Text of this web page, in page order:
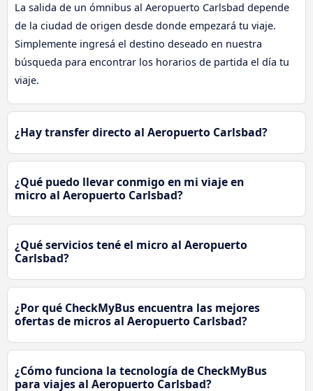
La salida de un ómnibus al Aeropuerto Carlsbad depende
de la ciudad de origen desde donde empezará tu viaje.
Simplemente ingresá el destino deseado en nuestra
búsqueda para encontrar los horarios de partida el día tu
viaje.
¿Hay transfer directo al Aeropuerto Carlsbad?
¿Qué puedo llevar conmigo en mi viaje en
micro al Aeropuerto Carlsbad?
¿Qué servicios tené el micro al Aeropuerto
Carlsbad?
¿Por qué CheckMyBus encuentra las mejores
ofertas de micros al Aeropuerto Carlsbad?
¿Cómo funciona la tecnología de CheckMyBus
para viajes al Aeropuerto Carlsbad?